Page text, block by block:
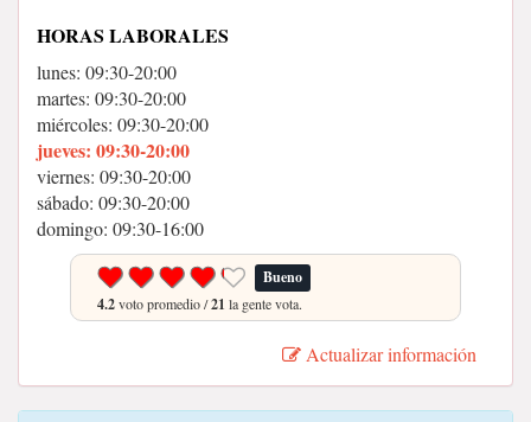
HORAS LABORALES
lunes: 09:30-20:00
martes: 09:30-20:00
miércoles: 09:30-20:00
jueves: 09:30-20:00
viernes: 09:30-20:00
sábado: 09:30-20:00
domingo: 09:30-16:00
Bueno
4.2voto promedio /21 la gente vota.
Actualizar información